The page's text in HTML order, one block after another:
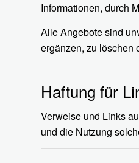
Informationen, durch
Alle Angebote sind
ergänzen, zu löschen
Haftung für
Verweise und Links
und die Nutzung